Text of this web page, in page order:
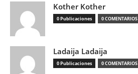
Kother Kother
0 Publicaciones 0 COMENTARIOS
Ladaija Ladaija
0 Publicaciones 0 COMENTARIOS